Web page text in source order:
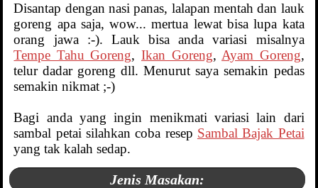
Disantap dengan nasi panas, lalapan mentah dan lauk
goreng apa saja, wow... mertua lewat bisa lupa kata
orang jawa :-). Lauk bisa anda variasi misalnya
Tempe Tahu Goreng, Ikan Goreng,Ayam Goreng,
telur dadar goreng dll. Menurut saya semakin pedas
semakin nikmat ;-)
Bagi anda yang ingin menikmati variasi lain dari
sambal petai silahkan coba resep Sambal Bajak Petai
yang tak kalah sedap.
Jenis Masakan: